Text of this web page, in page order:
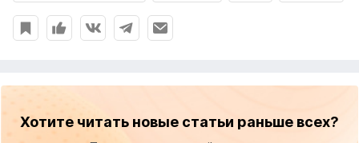
Хотите читать новые статьи раньше всех?